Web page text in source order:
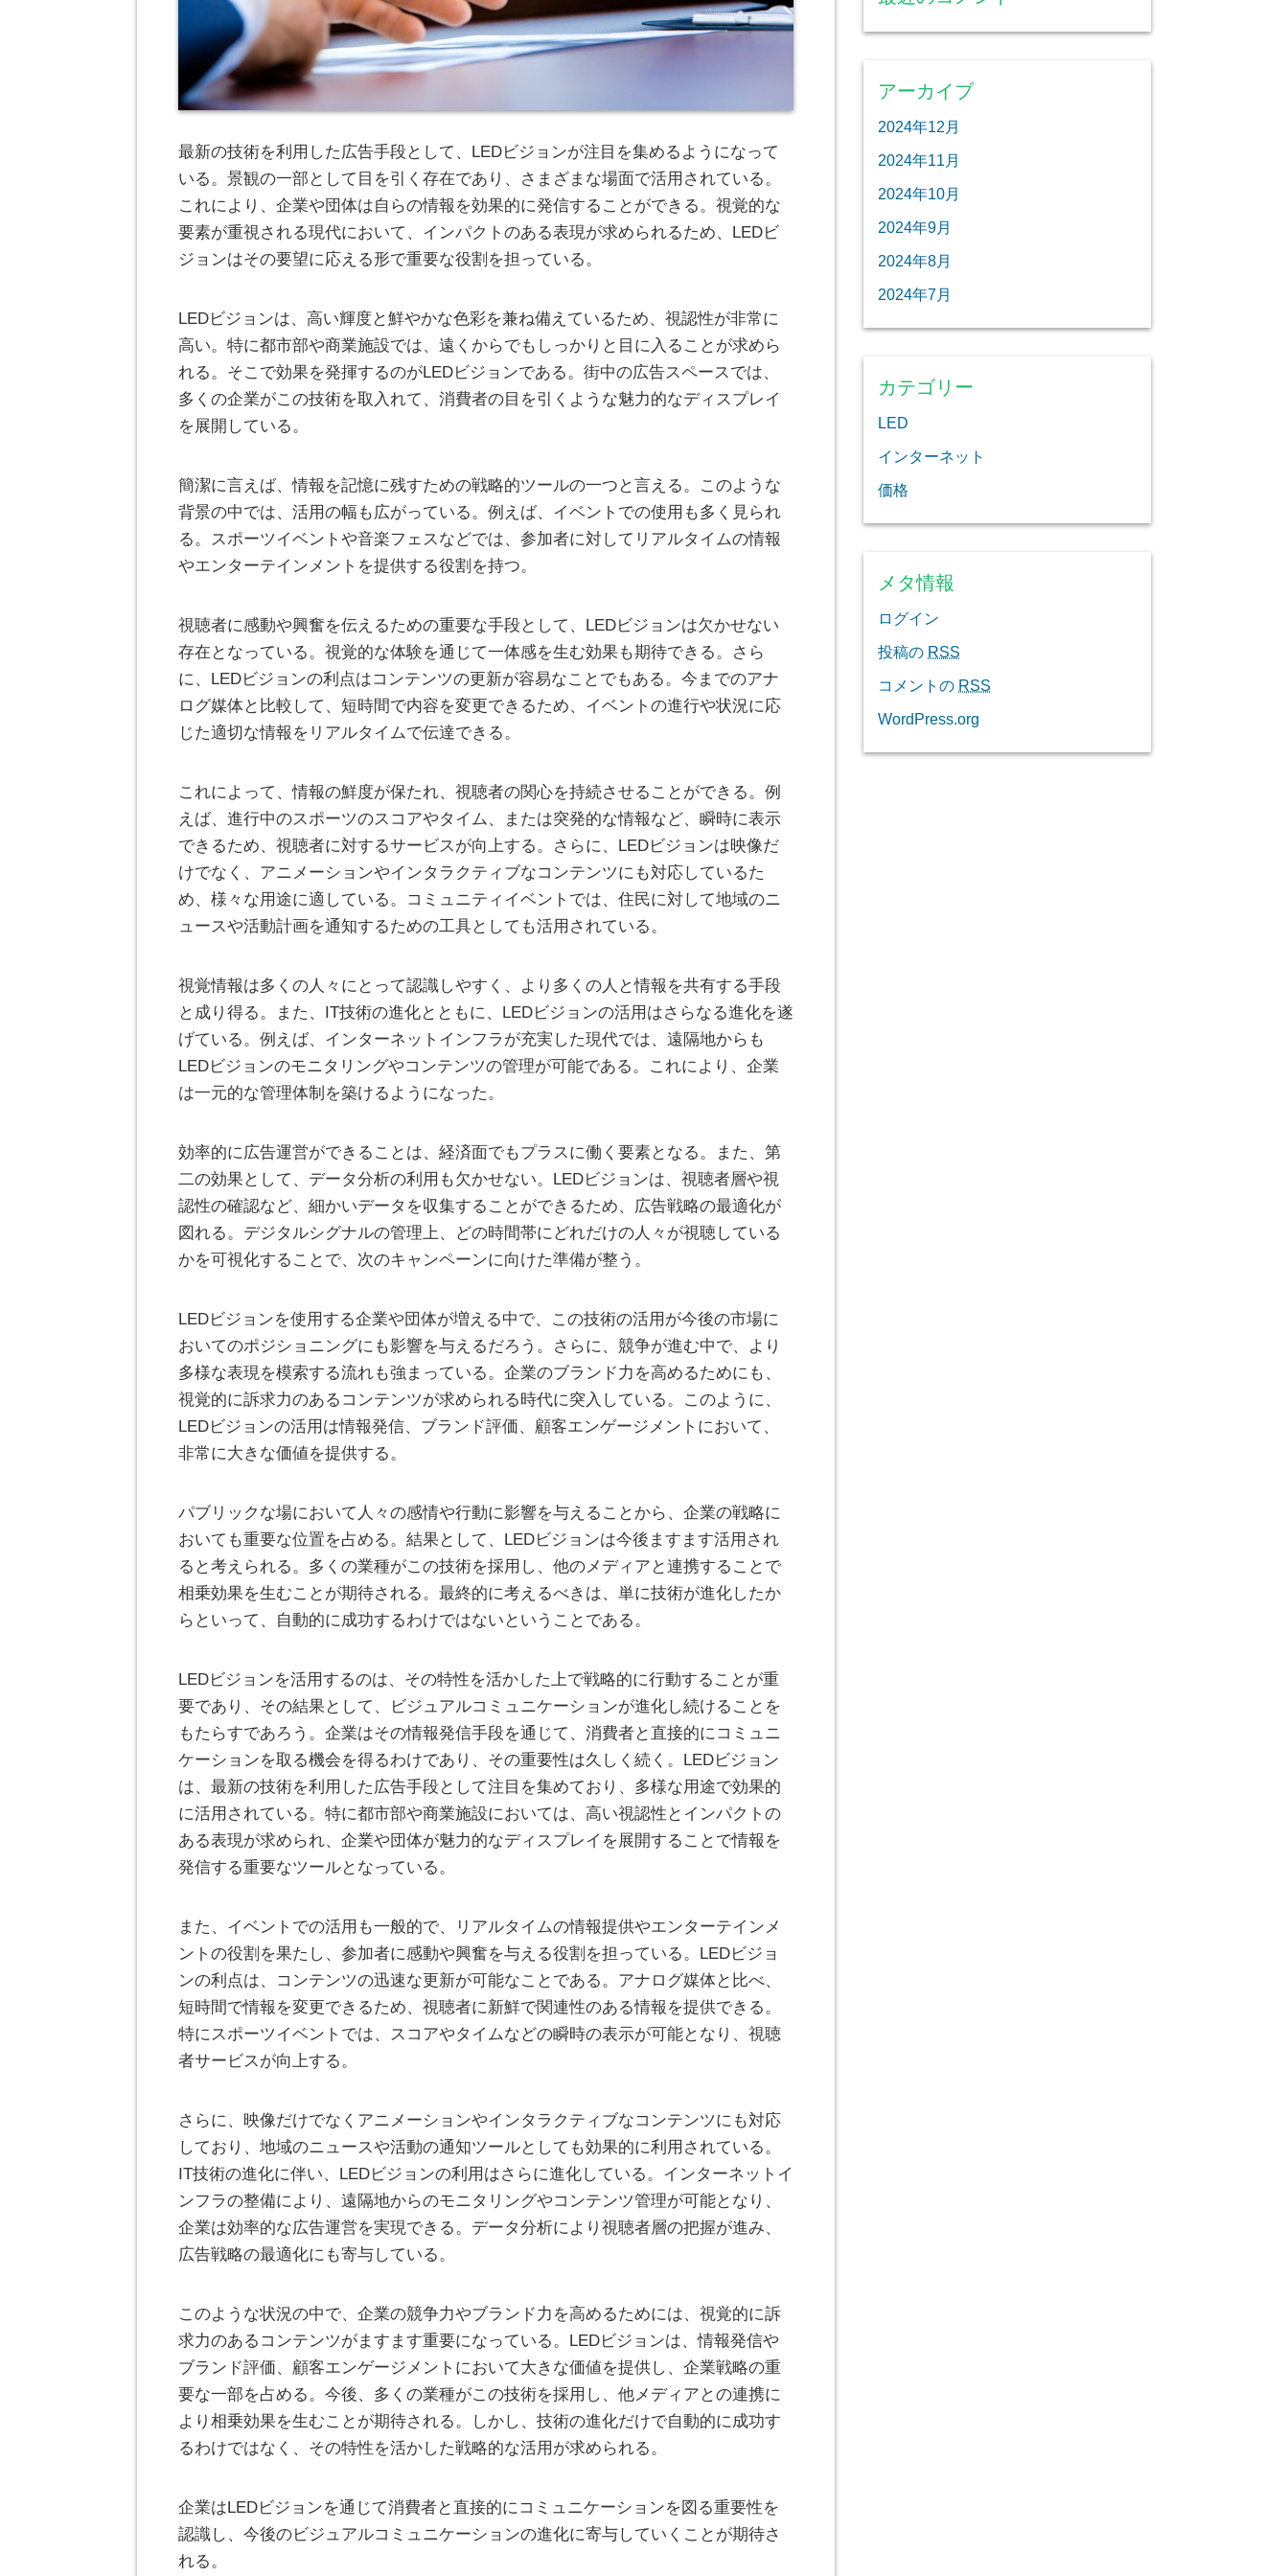
最新の技術を利用した広告手段として、LEDビジョンが注目を集めるようになって
いる。 景観の一部として目を引く存在であり、さまざまな場面で活用されている。
これにより、企業や団体は自らの情報を効果的に発信することができる。視覚的な
要素が重視される現代において、インパクトのある表現が求められるため、LEDビ
ジョンはその要望に応える形で重要な役割を担っている。
LEDビジョンは、高い輝度と鮮やかな色彩を兼ね備えているため、視認性が非常に
高い。特に都市部や商業施設では、遠くからでもしっかりと目に入ることが求めら
れる。そこで効果を発揮するのがLEDビジョンである。街中の広告スペースでは、
多くの企業がこの技術を取入れて、消費者の目を引くような魅力的なディスプレイ
を展開している。
簡潔に言えば、情報を記憶に残すための戦略的ツールの一つと言える。このような
背景の中では、活用の幅も広がっている。例えば、イベントでの使用も多く見られ
る。スポーツイベントや音楽フェスなどでは、参加者に対してリアルタイムの情報
やエンターテインメントを提供する役割を持つ。
視聴者に感動や興奮を伝えるための重要な手段として、LEDビジョンは欠かせない
存在となっている。視覚的な体験を通じて一体感を生む効果も期待できる。さら
に、LEDビジョンの利点はコンテンツの更新が容易なことでもある。今までのアナ
ログ媒体と比較して、短時間で内容を変更できるため、イベントの進行や状況に応
じた適切な情報をリアルタイムで伝達できる。
これによって、情報の鮮度が保たれ、視聴者の関心を持続させることができる。例
えば、進行中のスポーツのスコアやタイム、または突発的な情報など、瞬時に表示
できるため、視聴者に対するサービスが向上する。さらに、LEDビジョンは映像だ
けでなく、アニメーションやインタラクティブなコンテンツにも対応しているた
め、様々な用途に適している。コミュニティイベントでは、住民に対して地域のニ
ュースや活動計画を通知するための工具としても活用されている。
視覚情報は多くの人々にとって認識しやすく、より多くの人と情報を共有する手段
と成り得る。また、IT技術の進化とともに、LEDビジョンの活用はさらなる進化を遂
げている。例えば、インターネットインフラが充実した現代では、遠隔地からも
LEDビジョンのモニタリングやコンテンツの管理が可能である。これにより、企業
は一元的な管理体制を築けるようになった。
効率的に広告運営ができることは、経済面でもプラスに働く要素となる。また、第
二の効果として、データ分析の利用も欠かせない。LEDビジョンは、視聴者層や視
認性の確認など、細かいデータを収集することができるため、広告戦略の最適化が
図れる。デジタルシグナルの管理上、どの時間帯にどれだけの人々が視聴している
かを可視化することで、次のキャンペーンに向けた準備が整う。
LEDビジョンを使用する企業や団体が増える中で、この技術の活用が今後の市場に
おいてのポジショニングにも影響を与えるだろう。さらに、競争が進む中で、より
多様な表現を模索する流れも強まっている。企業のブランド力を高めるためにも、
視覚的に訴求力のあるコンテンツが求められる時代に突入している。このように、
LEDビジョンの活用は情報発信、ブランド評価、顧客エンゲージメントにおいて、
非常に大きな価値を提供する。
パブリックな場において人々の感情や行動に影響を与えることから、企業の戦略に
おいても重要な位置を占める。結果として、LEDビジョンは今後ますます活用され
ると考えられる。多くの業種がこの技術を採用し、他のメディアと連携することで
相乗効果を生むことが期待される。最終的に考えるべきは、単に技術が進化したか
らといって、自動的に成功するわけではないということである。
LEDビジョンを活用するのは、その特性を活かした上で戦略的に行動することが重
要であり、その結果として、ビジュアルコミュニケーションが進化し続けることを
もたらすであろう。企業はその情報発信手段を通じて、消費者と直接的にコミュニ
ケーションを取る機会を得るわけであり、その重要性は久しく続く。LEDビジョン
は、最新の技術を利用した広告手段として注目を集めており、多様な用途で効果的
に活用されている。特に都市部や商業施設においては、高い視認性とインパクトの
ある表現が求められ、企業や団体が魅力的なディスプレイを展開することで情報を
発信する重要なツールとなっている。
また、イベントでの活用も一般的で、リアルタイムの情報提供やエンターテインメ
ントの役割を果たし、参加者に感動や興奮を与える役割を担っている。LEDビジョ
ンの利点は、コンテンツの迅速な更新が可能なことである。アナログ媒体と比べ、
短時間で情報を変更できるため、視聴者に新鮮で関連性のある情報を提供できる。
特にスポーツイベントでは、スコアやタイムなどの瞬時の表示が可能となり、視聴
者サービスが向上する。
さらに、映像だけでなくアニメーションやインタラクティブなコンテンツにも対応
しており、地域のニュースや活動の通知ツールとしても効果的に利用されている。
IT技術の進化に伴い、LEDビジョンの利用はさらに進化している。インターネットイ
ンフラの整備により、遠隔地からのモニタリングやコンテンツ管理が可能となり、
企業は効率的な広告運営を実現できる。データ分析により視聴者層の把握が進み、
広告戦略の最適化にも寄与している。
このような状況の中で、企業の競争力やブランド力を高めるためには、視覚的に訴
求力のあるコンテンツがますます重要になっている。LEDビジョンは、情報発信や
ブランド評価、顧客エンゲージメントにおいて大きな価値を提供し、企業戦略の重
要な一部を占める。今後、多くの業種がこの技術を採用し、他メディアとの連携に
より相乗効果を生むことが期待される。しかし、技術の進化だけで自動的に成功す
るわけではなく、その特性を活かした戦略的な活用が求められる。
企業はLEDビジョンを通じて消費者と直接的にコミュニケーションを図る重要性を
認識し、今後のビジュアルコミュニケーションの進化に寄与していくことが期待さ
れる。
アーカイブ
2024年12月
2024年11月
2024年10月
2024年9月
2024年8月
2024年7月
カテゴリー
LED
インターネット
価格
メタ情報
ログイン
投稿の RSS
コメントの RSS
WordPress.org